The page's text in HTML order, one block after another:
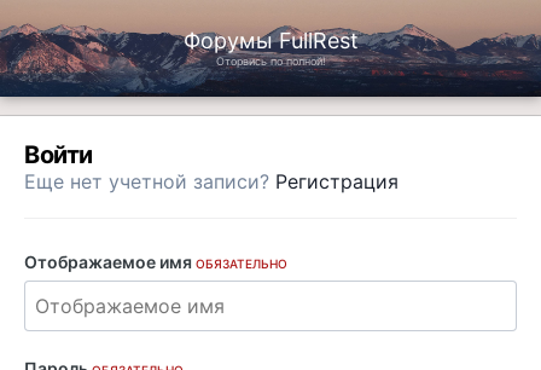
Форумы FullRest
Оторвись по полной!
Войти
Еще нет учетной записи? Регистрация
Отображаемое имя ОБЯЗАТЕЛЬНО